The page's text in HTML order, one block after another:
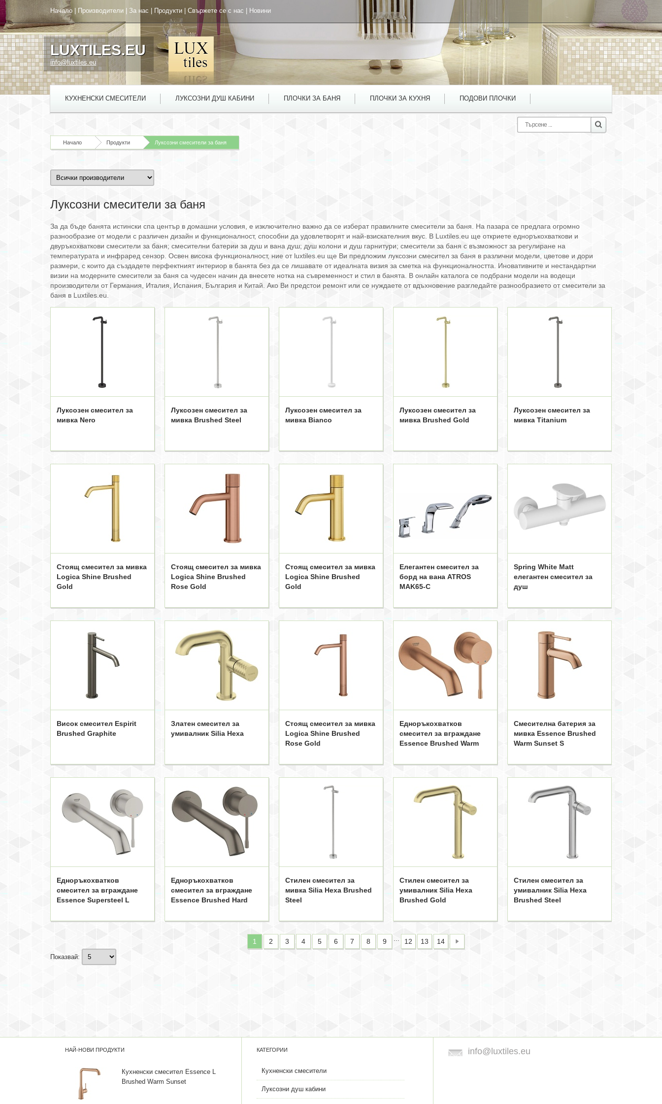
Начало Производители За нас Продукти Свържете се с нас Новини
LUXTILES.EU
info@luxtiles.eu
КУХНЕНСКИ СМЕСИТЕЛИ ЛУКСОЗНИ ДУШ КАБИНИ ПЛОЧКИ ЗА БАНЯ ПЛОЧКИ ЗА КУХНЯ ПОДОВИ ПЛОЧКИ
Начало Продукти Луксозни смесители за баня
Луксозни смесители за баня
За да бъде банята истински спа център в домашни условия, е изключително важно да се изберат правилните смесители за баня. На пазара се предлага огромно
разнообразие от модели с различен дизайн и функционалност, способни да удовлетворят и най-взискателния вкус. В Luxtiles.eu ще откриете едноръкохваткови и
двуръкохваткови смесители за баня; смесителни батерии за душ и вана душ; душ колони и душ гарнитури; смесители за баня с възможност за регулиране на
температурата и инфраред сензор. Освен висока функционалност, ние от luxtiles.eu ще Ви предложим луксозни смесител за баня в различни модели, цветове и дори
размери, с които да създадете перфектният интериор в банята без да се лишавате от идеалната визия за сметка на функционалността. Иновативните и нестандартни
визии на модерните смесители за баня са чудесен начин да внесете нотка на съвременност и стил в банята. В онлайн каталога се подбрани модели на водещи
производители от Германия, Италия, Испания, България и Китай. Ако Ви предстои ремонт или се нуждаете от вдъхновение разгледайте разнообразието от смесители за
баня в Luxtiles.eu.
Луксозен смесител за
мивка Nero
Луксозен смесител за
мивка Brushed Steel
Луксозен смесител за
мивка Bianco
Луксозен смесител за
мивка Brushed Gold
Луксозен смесител за
мивка Titanium
Стоящ смесител за мивка
Logica Shine Brushed
Gold
Стоящ смесител за мивка
Logica Shine Brushed
Rose Gold
Стоящ смесител за мивка
Logica Shine Brushed
Gold
Елегантен смесител за
борд на вана ATROS
MAK65-C
Spring White Matt
елегантен смесител за
душ
Висок смесител Espirit
Brushed Graphite
Златен смесител за
умивалник Silia Hexa
Стоящ смесител за мивка
Logica Shine Brushed
Rose Gold
Едноръкохватков
смесител за вграждане
Essence Brushed Warm
Смесителна батерия за
мивка Essence Brushed
Warm Sunset S
Едноръкохватков
смесител за вграждане
Essence Supersteel L
Едноръкохватков
смесител за вграждане
Essence Brushed Hard
Стилен смесител за
мивка Silia Hexa Brushed
Steel
Стилен смесител за
умивалник Silia Hexa
Brushed Gold
Стилен смесител за
умивалник Silia Hexa
Brushed Steel
1 2 3 4 5 6 7 8 9 12 13 14
Показвай:
НАЙ-НОВИ ПРОДУКТИ
Кухненски смесител Essence L
Brushed Warm Sunset
КАТЕГОРИИ
Кухненски смесители
Луксозни душ кабини
info@luxtiles.eu